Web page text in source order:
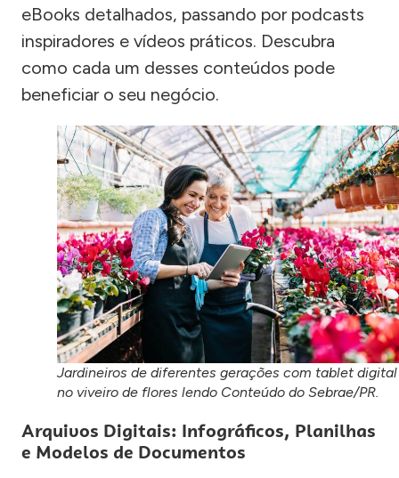
eBooks detalhados, passando por podcasts
inspiradores e vídeos práticos. Descubra
como cada um desses conteúdos pode
beneficiar o seu negócio.
Jardineiros de diferentes gerações com tablet digital
no viveiro de flores lendo Conteúdo do Sebrae/PR.
Arquivos Digitais: Infográficos, Planilhas
e Modelos de Documentos